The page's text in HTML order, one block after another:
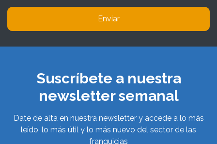
Enviar
Suscríbete a nuestra
newsletter semanal
Date de alta en nuestra newsletter y accede a lo más
leído, lo más útil y lo más nuevo del sector de las
franquicias